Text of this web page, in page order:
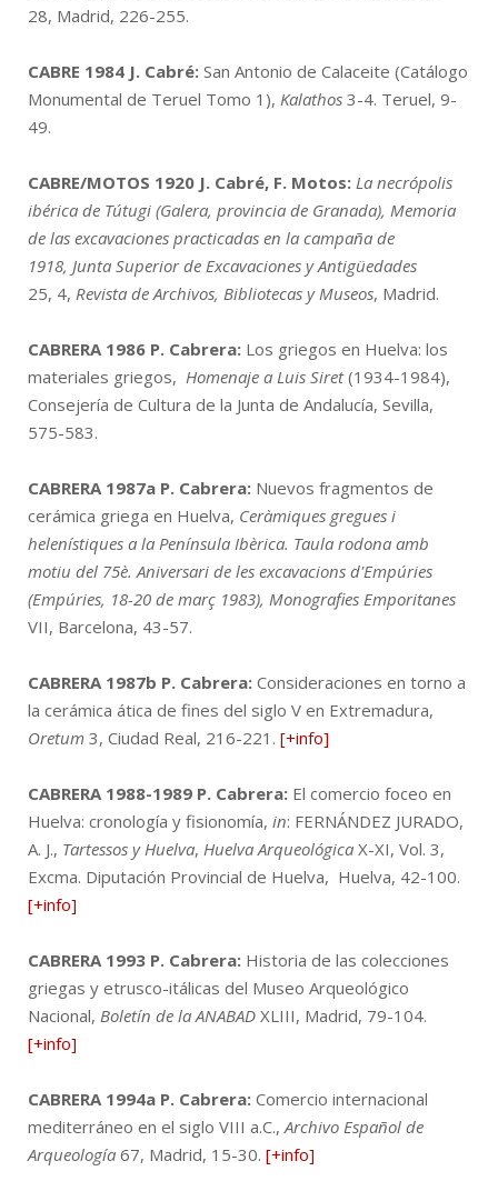
28, Madrid, 226-255.
CABRE 1984 J. Cabré: San Antonio de Calaceite (Catálogo
Monumental de Teruel Tomo 1), Kalathos 3-4. Teruel, 9-
49.
CABRE/MOTOS 1920 J. Cabré, F. Motos: La necrópolis
ibérica de Tútugi (Galera, provincia de Granada), Memoria
de las excavaciones practicadas en la campaña de
1918, Junta Superior de Excavaciones y Antigüedades
25, 4, Revista de Archivos, Bibliotecas y Museos, Madrid.
CABRERA 1986 P. Cabrera: Los griegos en Huelva: los
materiales griegos, Homenaje a Luis Siret(1934-1984),
Consejería de Cultura de la Junta de Andalucía, Sevilla,
575-583.
CABRERA 1987a P. Cabrera: Nuevos fragmentos de
cerámica griega en Huelva, Ceràmiques gregues i
helenístiques a la Península Ibèrica. Taula rodona amb
motiu del 75è. Aniversari de les excavacions d'Empúries
(Empúries, 18-20 de març 1983), Monografies Emporitanes
VII, Barcelona, 43-57.
CABRERA 1987b P. Cabrera: Consideraciones en torno a
la cerámica ática de fines del siglo V en Extremadura,
Oretum 3, Ciudad Real, 216-221. [+info]
CABRERA 1988-1989 P. Cabrera: El comercio foceo en
Huelva: cronología y fisionomía, in: FERNÁNDEZ JURADO,
A. J., Tartessos y Huelva, Huelva Arqueológica X-XI, Vol. 3,
Excma. Diputación Provincial de Huelva, Huelva, 42-100.
[+info]
CABRERA 1993 P. Cabrera: Historia de las colecciones
griegas y etrusco-itálicas del Museo Arqueológico
Nacional, Boletín de la ANABAD XLIII, Madrid, 79-104.
[+info]
CABRERA 1994a P. Cabrera: Comercio internacional
mediterráneo en el siglo VIII a.C., Archivo Español de
Arqueología 67, Madrid, 15-30. [+info]